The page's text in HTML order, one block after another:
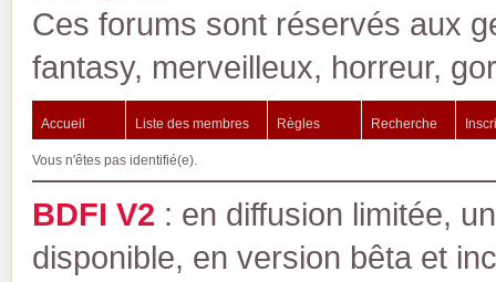
Ces forums sont réservés aux
fantasy, merveilleux, horreur,
Accueil Liste des membres Règles Recherche
Vous n'êtes pas identifié(e).
BDFI V2 : en diffusion limitée,
disponible, en version bêta et